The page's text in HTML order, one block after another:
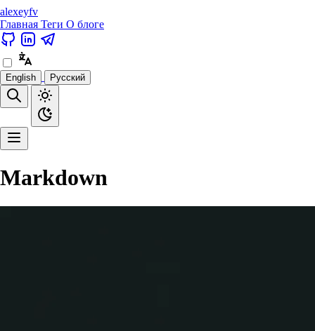
alexeyfv
Главная Теги О блоге
English Русский
Markdown